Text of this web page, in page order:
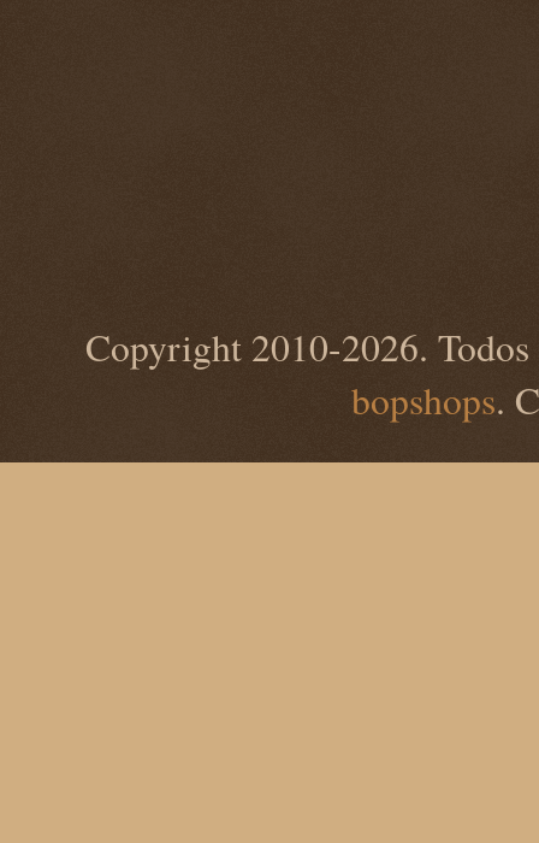
Copyright 2010-2026. Todos
bopshops.